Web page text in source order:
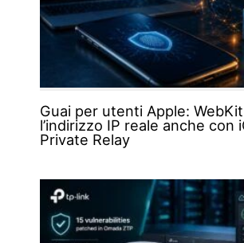
Guai per utenti Apple:
l’indirizzo IP reale anche con
Private Relay